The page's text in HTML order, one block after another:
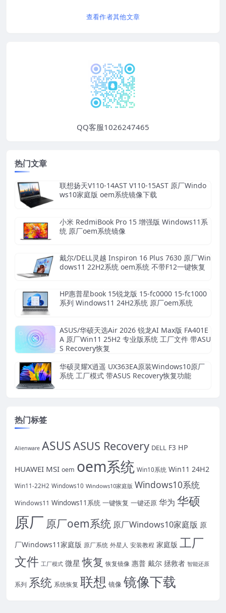
查看作者其他文章
QQ客服1026247465
热门文章
联想扬天V110-14AST V110-15AST 原厂Windo
ws10家庭版 oem系统镜像下载
小米 RedmiBook Pro 15 增强版 Windows11系
统 原厂oem系统镜像
戴尔/DELL灵越 Inspiron 16 Plus 7630 原厂Win
dows11 22H2系统 oem系统 不带F12一键恢复
HP惠普星book 15锐龙版 15-fc0000 15-fc1000
系列 Windows11 24H2系统 原厂oem系统
ASUS/华硕天选Air 2026 锐龙AI Max版 FA401E
A 原厂Win11 25H2 专业版系统 工厂文件 带ASU
S Recovery恢复
华硕灵耀X逍遥 UX363EA原装Windows10原厂
系统 工厂模式 带ASUS Recovery恢复功能
热门标签
Alienware ASUSASUS Recovery DELL F3 HP
HUAWEI MSI oem oem系统 Win10系统 Win11 24H2
Win11-22H2 Windows10 Windows10家庭版 Windows10系统
Windows11 Windows11系统 一键恢复 一键还原 华为 华硕
原厂 原厂oem系统 原厂Windows10家庭版 原
厂Windows11家庭版 原厂系统 外星人 安装教程 家庭版 工厂
文件 工厂模式 微星 恢复 恢复镜像 惠普 戴尔 拯救者 智能还原
系列 系统 系统恢复 联想 镜像 镜像下载